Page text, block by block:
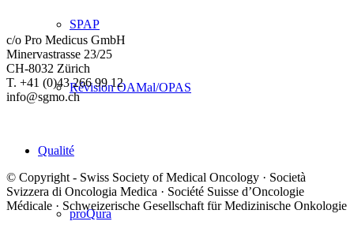
SPAP
Révision OAMal/OPAS
Qualité
proQura
c/o Pro Medicus GmbH
Minervastrasse 23/25
CH-8032 Zürich
T. +41 (0)43 266 99 12
info@sgmo.ch
© Copyright - Swiss Society of Medical Oncology · Società
Svizzera di Oncologia Medica · Société Suisse d’Oncologie
Médicale · Schweizerische Gesellschaft für Medizinische Onkologie